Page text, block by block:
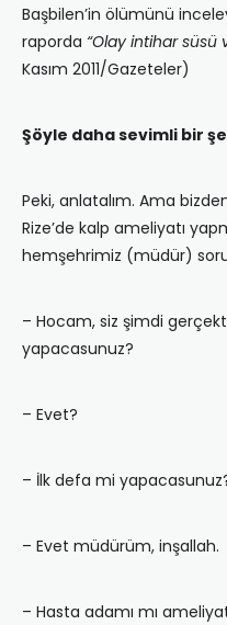
Başbilen’in ölümünü
raporda “Olay intihar süsü
Kasım 2011/Gazeteler)
Şöyle daha sevimli bir
Peki, anlatalım. Ama
Rize’de kalp ameliyatı
hemşehrimiz (müdür)
– Hocam, siz şimdi
yapacasunuz?
– Evet?
– İlk defa mi
– Evet müdürüm, inşallah.
– Hasta adamı mı